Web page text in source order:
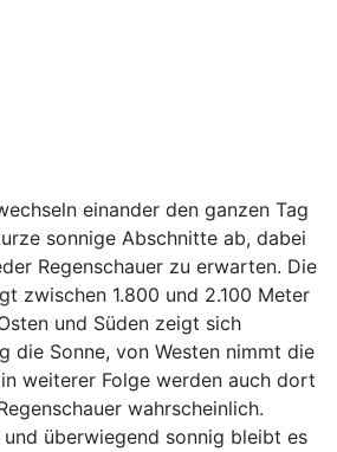
einander den ganzen Tag
sonnige Abschnitte ab, dabei
Regenschauer zu erwarten. Die
zwischen 1.800 und 2.100 Meter
und Süden zeigt sich
die Sonne, von Westen nimmt die
weiterer Folge werden auch dort
wahrscheinlich.
überwiegend sonnig bleibt es